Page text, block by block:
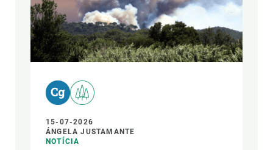
15-07-2026
ÁNGELA JUSTAMANTE
NOTÍCIA